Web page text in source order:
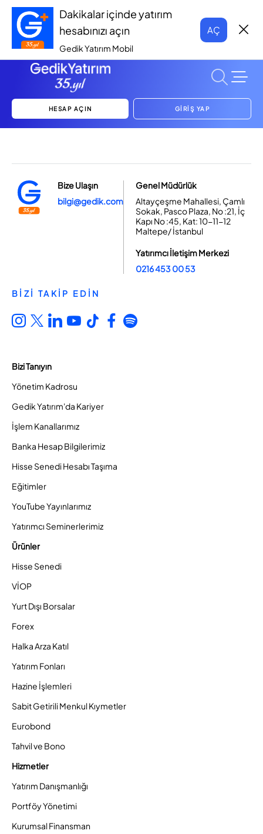
Dakikalar içinde yatırım
hesabınızı açın
Gedik Yatırım Mobil
AÇ
HESAP AÇIN GİRİŞ YAP
Bize Ulaşın
bilgi@gedik.com
Genel Müdürlük
Altayçeşme Mahallesi, Çamlı
Sokak, Pasco Plaza, No :21, İç
Kapı No :45, Kat: 10-11-12
Maltepe/ İstanbul
Yatırımcı İletişim Merkezi
0216 453 00 53
BİZİ TAKİP EDİN
Bizi Tanıyın
Yönetim Kadrosu
Gedik Yatırım'da Kariyer
İşlem Kanallarımız
Banka Hesap Bilgilerimiz
Hisse Senedi Hesabı Taşıma
Eğitimler
YouTube Yayınlarımız
Yatırımcı Seminerlerimiz
Ürünler
Hisse Senedi
VİOP
Yurt Dışı Borsalar
Forex
Halka Arza Katıl
Yatırım Fonları
Hazine İşlemleri
Sabit Getirili Menkul Kıymetler
Eurobond
Tahvil ve Bono
Hizmetler
Yatırım Danışmanlığı
Portföy Yönetimi
Kurumsal Finansman